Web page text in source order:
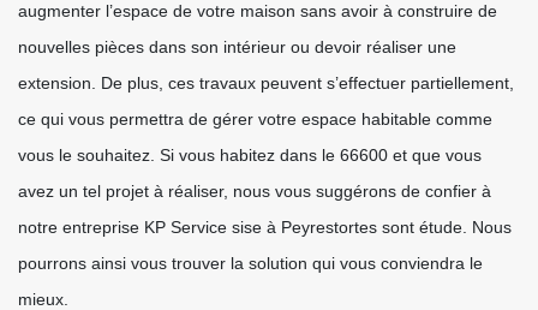
augmenter l’espace de votre maison sans avoir à construire de
nouvelles pièces dans son intérieur ou devoir réaliser une
extension. De plus, ces travaux peuvent s’effectuer partiellement,
ce qui vous permettra de gérer votre espace habitable comme
vous le souhaitez. Si vous habitez dans le 66600 et que vous
avez un tel projet à réaliser, nous vous suggérons de confier à
notre entreprise KP Service sise à Peyrestortes sont étude. Nous
pourrons ainsi vous trouver la solution qui vous conviendra le
mieux.